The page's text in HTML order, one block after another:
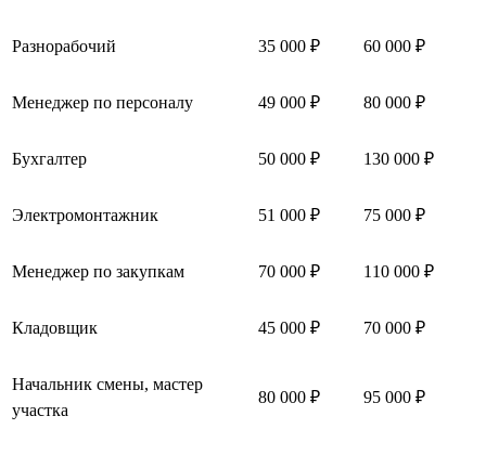
Разнорабочий 35 000 ₽ 60 000 ₽
Менеджер по персоналу 49 000 ₽ 80 000 ₽
Бухгалтер 50 000 ₽ 130 000 ₽
Электромонтажник 51 000 ₽ 75 000 ₽
Менеджер по закупкам 70 000 ₽ 110 000 ₽
Кладовщик 45 000 ₽ 70 000 ₽
Начальник смены, мастер
участка
80 000 ₽ 95 000 ₽